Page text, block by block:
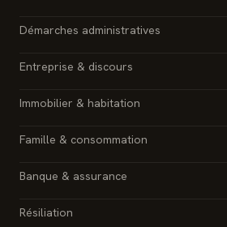
Démarches administratives
Entreprise & discours
Immobilier & habitation
Famille & consommation
Banque & assurance
Résiliation